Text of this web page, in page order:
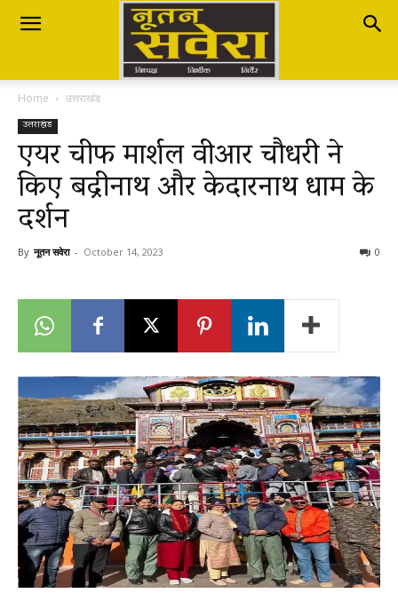
Nutan
Savera
नूतन
सवेरा
News
LIVE
Home उत्तराखंड
उत्तराखंड
एयर चीफ मार्शल वीआर चौधरी ने
किए बद्रीनाथ और केदारनाथ धाम के
दर्शन
By नूतन सवेरा - October 14, 2023 0